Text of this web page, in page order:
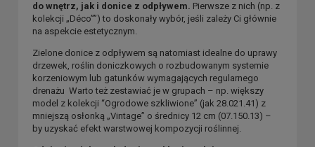
do wnętrz, jak i donice z odpływem. Pierwsze z nich (np. z
kolekcji „Déco””) to doskonały wybór, jeśli zależy Ci głównie
na aspekcie estetycznym.
Zielone donice z odpływem są natomiast idealne do uprawy
drzewek, roślin doniczkowych o rozbudowanym systemie
korzeniowym lub gatunków wymagających regularnego
drenażu Warto też zestawiać je w grupach – np. większy
model z kolekcji “Ogrodowe szkliwione” (jak 28.021.41) z
mniejszą osłonką „Vintage” o średnicy 12 cm (07.150.13) –
by uzyskać efekt warstwowej kompozycji roślinnej.